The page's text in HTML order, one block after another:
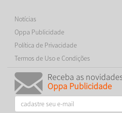
Notícias
Oppa Publicidade
Política de Privacidade
Termos de Uso e Condições
Receba as
Oppa Publicidade